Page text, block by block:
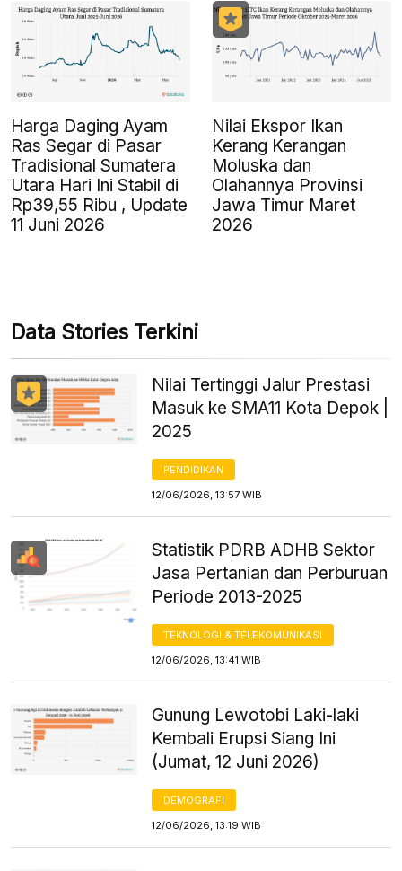
Harga Daging Ayam
Ras Segar di Pasar
Tradisional Sumatera
Utara Hari Ini Stabil di
Rp39,55 Ribu , Update
11 Juni 2026
Nilai Ekspor Ikan
Kerang Kerangan
Moluska dan
Olahannya Provinsi
Jawa Timur Maret
2026
Data Stories Terkini
Nilai Tertinggi Jalur Prestasi
Masuk ke SMA11 Kota Depok |
2025
PENDIDIKAN
12/06/2026, 13:57 WIB
Statistik PDRB ADHB Sektor
Jasa Pertanian dan Perburuan
Periode 2013-2025
TEKNOLOGI & TELEKOMUNIKASI
12/06/2026, 13:41 WIB
Gunung Lewotobi Laki-laki
Kembali Erupsi Siang Ini
(Jumat, 12 Juni 2026)
DEMOGRAFI
12/06/2026, 13:19 WIB